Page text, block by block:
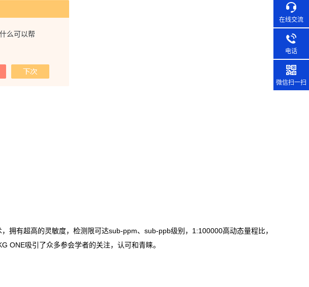
么可以帮
拥有超高的灵敏度，检测限可达sub-ppm、sub-ppb级别，1:100000高动态量程比，
ONE吸引了众多参会学者的关注，认可和青睐。
在线交流
电话
微信扫一扫